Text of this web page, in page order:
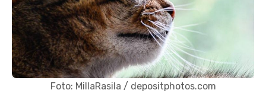
Foto: MillaRasila / depositphotos.com